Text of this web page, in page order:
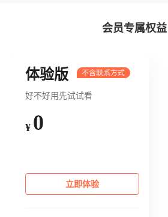
会员专属权益
体验版
好不好用先试试看
¥ 0
立即体验